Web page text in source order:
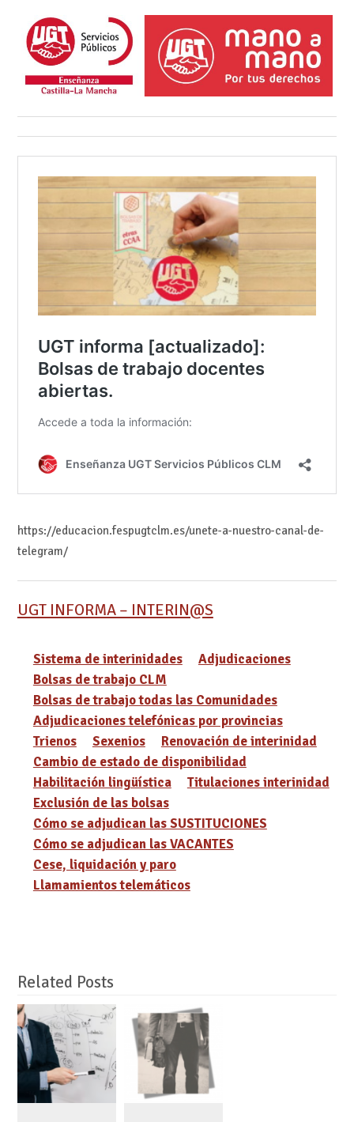
https://educacion.fespugtclm.es/unete-a-nuestro-canal-de-
telegram/
UGT INFORMA – INTERIN@S
Sistema de interinidades
Adjudicaciones
Bolsas de trabajo CLM
Bolsas de trabajo todas las Comunidades
Adjudicaciones telefónicas por provincias
Trienos
Sexenios
Renovación de interinidad
Cambio de estado de disponibilidad
Habilitación lingüística
Titulaciones interinidad
Exclusión de las bolsas
Cómo se adjudican las SUSTITUCIONES
Cómo se adjudican las VACANTES
Cese, liquidación y paro
Llamamientos telemáticos
Related Posts